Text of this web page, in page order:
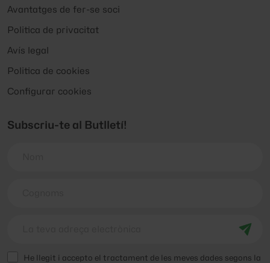
Avantatges de fer-se soci
Politica de privacitat
Avís legal
Politica de cookies
Configurar cookies
Subscriu-te al Butlletí!
He llegit i accepto el tractament de les meves dades segons la